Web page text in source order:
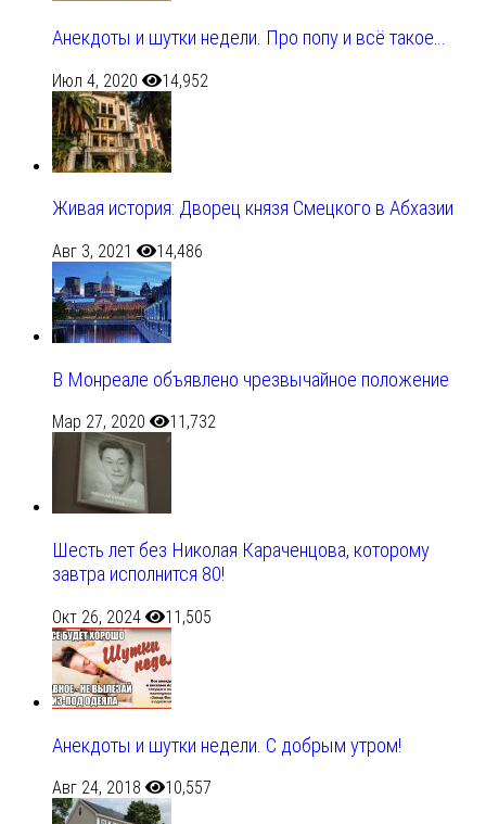
Анекдоты и шутки недели. Про попу и всё такое…
Июл 4, 2020 14,952
Живая история: Дворец князя Смецкого в Абхазии
Авг 3, 2021 14,486
В Монреале объявлено чрезвычайное положение
Мар 27, 2020 11,732
Шесть лет без Николая Караченцова, которому
завтра исполнится 80!
Окт 26, 2024 11,505
Анекдоты и шутки недели. С добрым утром!
Авг 24, 2018 10,557